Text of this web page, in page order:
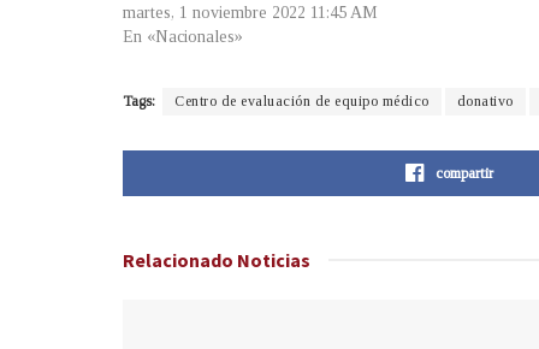
martes, 1 noviembre 2022 11:45 AM
En «Nacionales»
Tags: Centro de evaluación de equipo médico donativo
compartir
Relacionado Noticias